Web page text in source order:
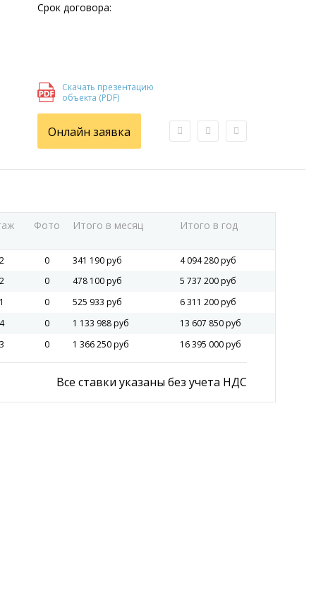
Срок договора:
Скачать презентацию
объекта (PDF)
Онлайн заявка
Фото Итого в месяц Итого в год
2 0 341 190 руб
4 094 280 руб
2
0 478 100 руб
5 737 200 руб
1
0 525 933 руб
6 311 200 руб
4
0 1 133 988 руб
13 607 850 руб
3
0 1 366 250 руб 16 395 000 руб
Все ставки указаны без учета НДС